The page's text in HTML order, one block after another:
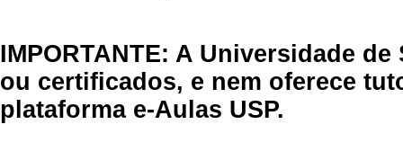
IMPORTANTE: A Universidade
ou certificados, e nem oferece
plataforma e-Aulas USP.